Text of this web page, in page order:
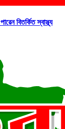
বিতর্কিত স্বাস্থ্য